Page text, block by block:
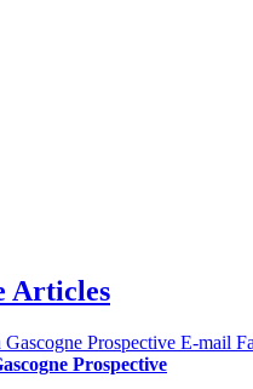
Articles
Prospective